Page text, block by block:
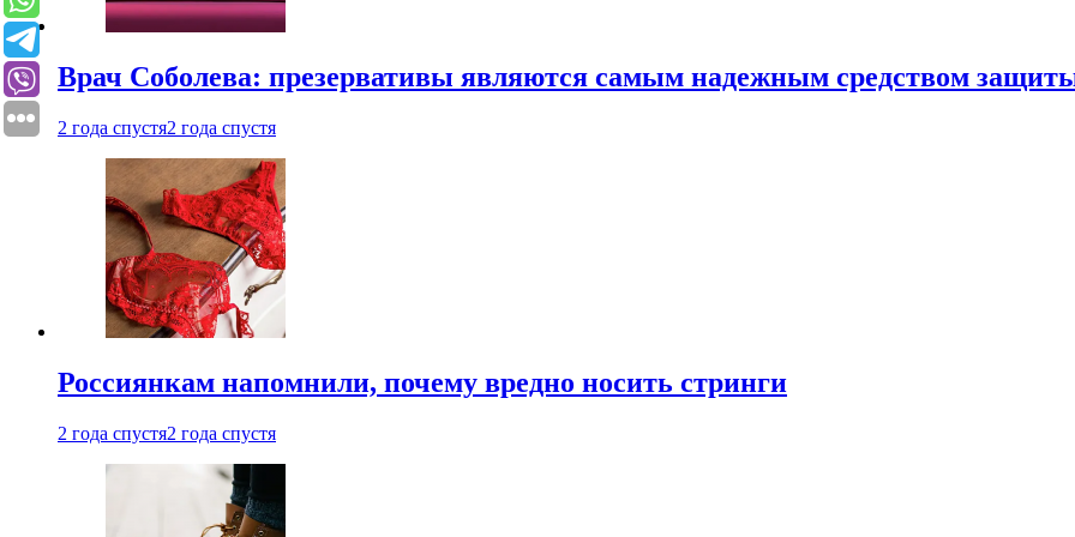
Врач Соболева: презервативы являются самым надежным средством
2 года спустя2 года спустя
Россиянкам напомнили, почему вредно носить стринги
2 года спустя2 года спустя